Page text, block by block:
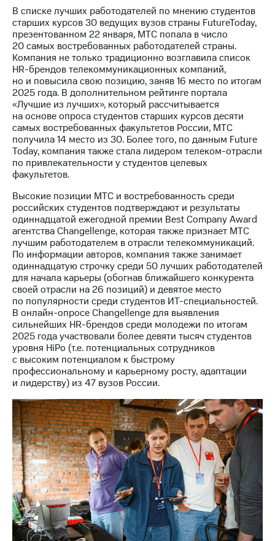
регионе
и акционерам
Корпоративное
управление
Корпоративный
секретарь
Раскрытие
информации
Информация
акционерам
Документы
ПАО
"МТС"
акционеров
Личный
кабинет
акционера
Акционерный
капитал
Контроль
и
аудит
Рынок
акций
Описание
Программа
приобретения
Порядок
выкупа
Дивиденды
Рынок
облигаций
Описание
Еврооблигации-2023
Уведомление
о
погашении
именных
облигаций
Другое
В списке лучших работодателей по мнению студентов
старших курсов 30 ведущих вузов страны FutureToday,
презентованном 22 января, МТС попала в число
20 самых востребованных работодателей страны.
Компания не только традиционно возглавила список
HR-брендов телекоммуникационных компаний,
но и повысила свою позицию, заняв 16 место по итогам
2025 года. В дополнительном рейтинге портала
«Лучшие из лучших», который рассчитывается
на основе опроса студентов старших курсов десяти
самых востребованных факультетов России, МТС
получила 14 место из 30. Более того, по данным Future
Today, компания также стала лидером телеком-отрасли
по привлекательности у студентов целевых
факультетов.
Высокие позиции МТС и востребованность среди
российских студентов подтверждают и результаты
одиннадцатой ежегодной премии Best Company Award
агентства Changellenge, которая также признает МТС
лучшим работодателем в отрасли телекоммуникаций.
По информации авторов, компания также занимает
одиннадцатую строчку среди 50 лучших работодателей
для начала карьеры (обогнав ближайшего конкурента
своей отрасли на 26 позиций) и девятое место
по популярности среди студентов ИТ-специальностей.
В онлайн-опросе Changellenge для выявления
сильнейших HR-брендов среди молодежи по итогам
2025 года участвовали более девяти тысяч студентов
уровня HiPo (т.е. потенциальных сотрудников
с высоким потенциалом к быстрому
профессиональному и карьерному росту, адаптации
и лидерству) из 47 вузов России.